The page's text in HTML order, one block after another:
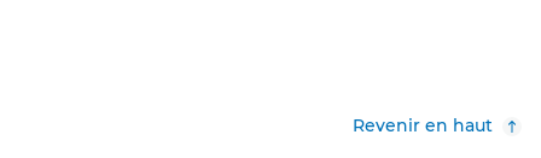
Revenir en haut